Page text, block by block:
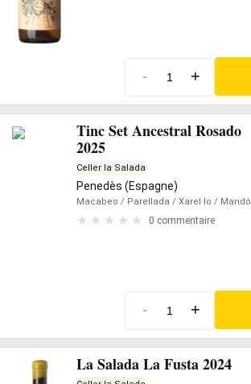
- +
Tinc Set Ancestral Rosado
2025
Celler la Salada
Penedès (Espagne)
Macabeo / Parellada / Xarel·lo / Mandó
0 commentaire
- +
La Salada La Fusta 2024